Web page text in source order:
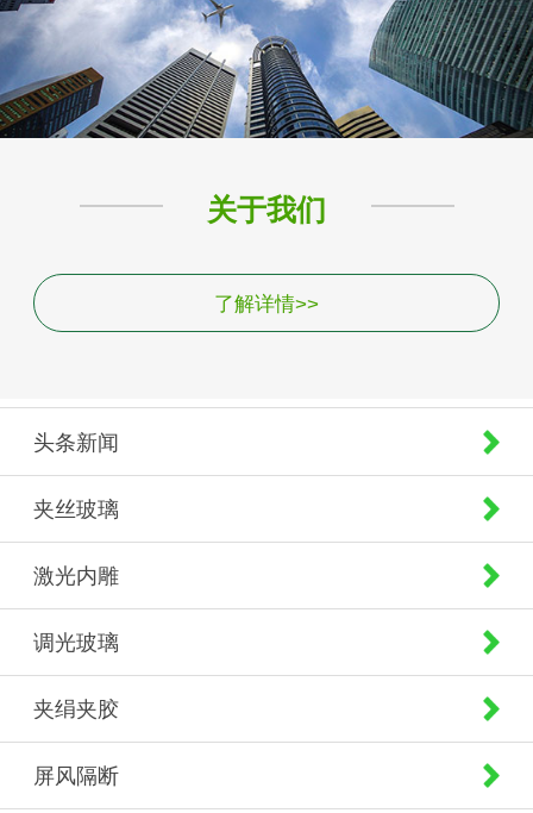
关于我们
了解详情>>
头条新闻
夹丝玻璃
激光内雕
调光玻璃
夹绢夹胶
屏风隔断